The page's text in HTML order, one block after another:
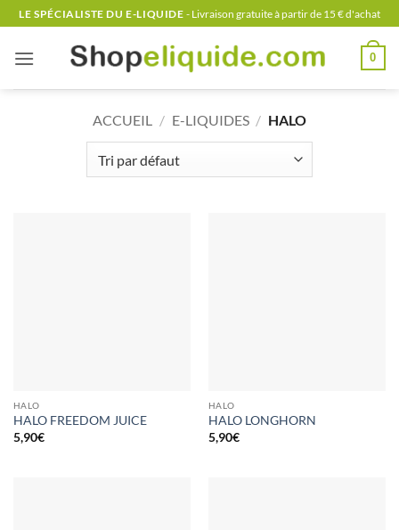
Passer
au
contenu
LE SPÉCIALISTE DU E-LIQUIDE - Livraison gratuite à partir de 15 € d'achat
0
ACCUEIL / E-LIQUIDES / HALO
HALO
HALO FREEDOM JUICE
5,90€
HALO
HALO LONGHORN
5,90€